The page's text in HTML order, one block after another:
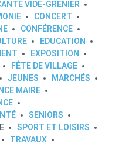
VIDE-GRENIER
CONCERT
CONFÉRENCE
EDUCATION
EXPOSITION
FÊTE DE VILLAGE
JEUNES
MARCHÉS
MAIRE
SENIORS
SPORT ET LOISIRS
TRAVAUX